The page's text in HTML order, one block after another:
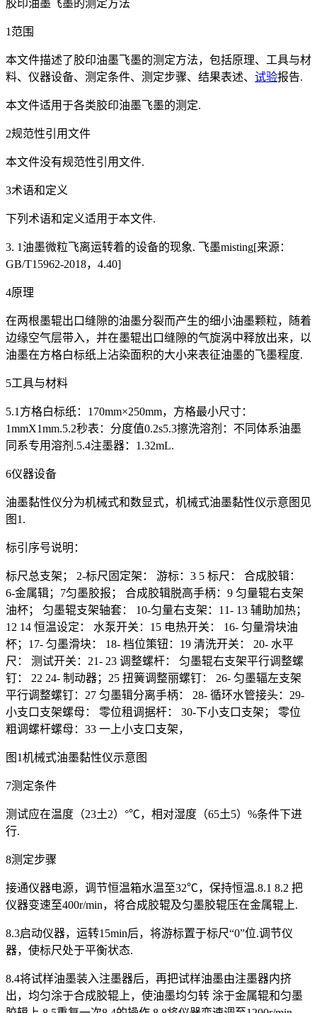
胶印油墨飞墨的测定方法
1范围
本文件描述了胶印油墨飞墨的测定方法，包括原理、工具与材
料、仪器设备、测定条件、测定步骤、结果表述、 试验报告.
本文件适用于各类胶印油墨飞墨的测定.
2规范性引用文件
本文件没有规范性引用文件.
3术语和定义
下列术语和定义适用于本文件.
3. 1油墨微粒飞离运转着的设备的现象. 飞墨misting[来源：
GB/T15962-2018，4.40]
4原理
在两根墨辊出口缝隙的油墨分裂而产生的细小油墨颗粒，随着
边缘空气层带入，并在墨辊出口缝隙的气旋涡中释放出来，以
油墨在方格白标纸上沾染面积的大小来表征油墨的飞墨程度.
5工具与材料
5.1方格白标纸：170mm×250mm，方格最小尺寸：
1mmX1mm.5.2秒表：分度值0.2s5.3擦洗溶剂：不同体系油墨
同系专用溶剂.5.4注墨器：1.32mL.
6仪器设备
油墨黏性仪分为机械式和数显式，机械式油墨黏性仪示意图见
图1.
标引序号说明：
标尺总支架； 2-标尺固定架： 游标：3 5 标尺： 合成胶辑：
6-金属辑；7匀墨胶报； 合成胶辑脱高手柄：9 匀量辊右支架
油杯； 匀墨辊支架轴套： 10-匀量右支架：11- 13 辅助加热；
12 14 恒温设定： 水泵开关：15 电热开关： 16- 匀量滑块油
杯；17- 匀墨滑块： 18- 档位策钮：19 清洗开关： 20- 水平
尺： 测试开关：21- 23 调整螺杆： 匀墨辊右支架平行调整螺
钉： 22 24- 制动器；25 扭簧调整丽螺钉： 26- 匀墨辐左支架
平行调整螺钉：27 匀墨辑分离手柄： 28- 循环水管接头：29-
小支口支架螺母： 零位租调据杆： 30-下小支口支架； 零位
粗调螺杆螺母：33 一上小支口支架，
图1机械式油墨黏性仪示意图
7测定条件
测试应在温度（23土2）°℃，相对湿度（65土5）%条件下进
行.
8测定步骤
接通仪器电源，调节恒温箱水温至32℃，保持恒温.8.1 8.2 把
仪器变速至400r/min，将合成胶辊及匀墨胶辊压在金属辊上.
8.3启动仪器，运转15min后，将游标置于标尺“0”位.调节仪
器，使标尺处于平衡状态.
8.4将试样油墨装入注墨器后，再把试样油墨由注墨器内挤
出，均匀涂于合成胶辊上，使油墨均匀转 涂于金属辊和匀墨